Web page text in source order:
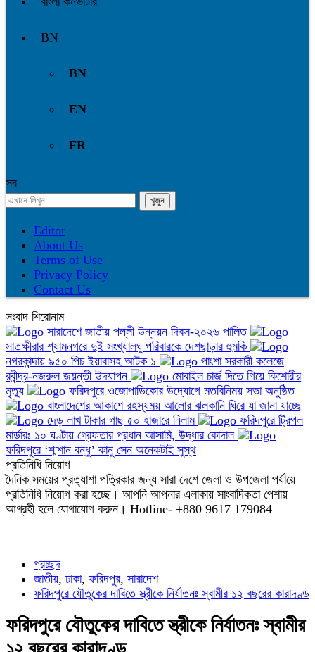
BN
BN
EN
FR
সব
Editor
About Us
Terms of Use
Privacy Policy
Contact Us
সংবাদ শিরোনাম
সারাদেশে জাতীয় পল্লী উন্নয়ন দিবস-২০২৬ পালিত
সাতক্ষীরার শ্যামনগরে দুই সংখ্যালঘু পরিবারকে দেশছাড়ার হুমকি
নগরকান্দায় ৯৫০ পিচ ইয়াবাসহ আটক ১
পাংশা সরকারী কলেজে
রবীন্দ্র-নজরুল জয়ন্তী উদযাপন
মোবাইল চার্জ দিতে গিয়ে কিশোরীর
মৃত্যু
ফরিদপুরে ওজোপাডিকোর উদ্যোগে মতবিনিময় সভা অনুষ্ঠিত
বাংলাদেশের আকাশে রহস্যময় আলোর ঝলকানি ঘিরে যা জানা যাচ্ছে
দেড় লাখ টাকার গাছ ৫০ হাজারে নিলাম
ফরিদপুরে ট্রিপল
মার্ডারঃ ১০ ঘণ্টায় গ্রেফতার প্রধান আসামি, উদ্ধার কোদাল
ফরিদপুরে ‘শ্মশান বন্ধু’ কানু সেন অনেকটাই সুস্থ
প্রতিনিধি নিয়োগ
দৈনিক সময়ের প্রত্যাশা পত্রিকার জন্য সারা দেশে জেলা ও উপজেলা পর্যায়ে
প্রতিনিধি নিয়োগ করা হচ্ছে। আপনি আপনার এলাকায় সাংবাদিকতা পেশায়
আগ্রহী হলে যোগাযোগ করুন। Hotline- +880 9617 179084
প্রচ্ছদ
জাতীয়, ঢাকা, ফরিদপুর, সারাদেশ
ফরিদপুরে যৌতুকের দাবিতে স্ত্রীকে নির্যাতনঃ স্বামীর ১২ বছরের কারাদণ্ড
ফরিদপুরে যৌতুকের দাবিতে স্ত্রীকে নির্যাতনঃ স্বামীর